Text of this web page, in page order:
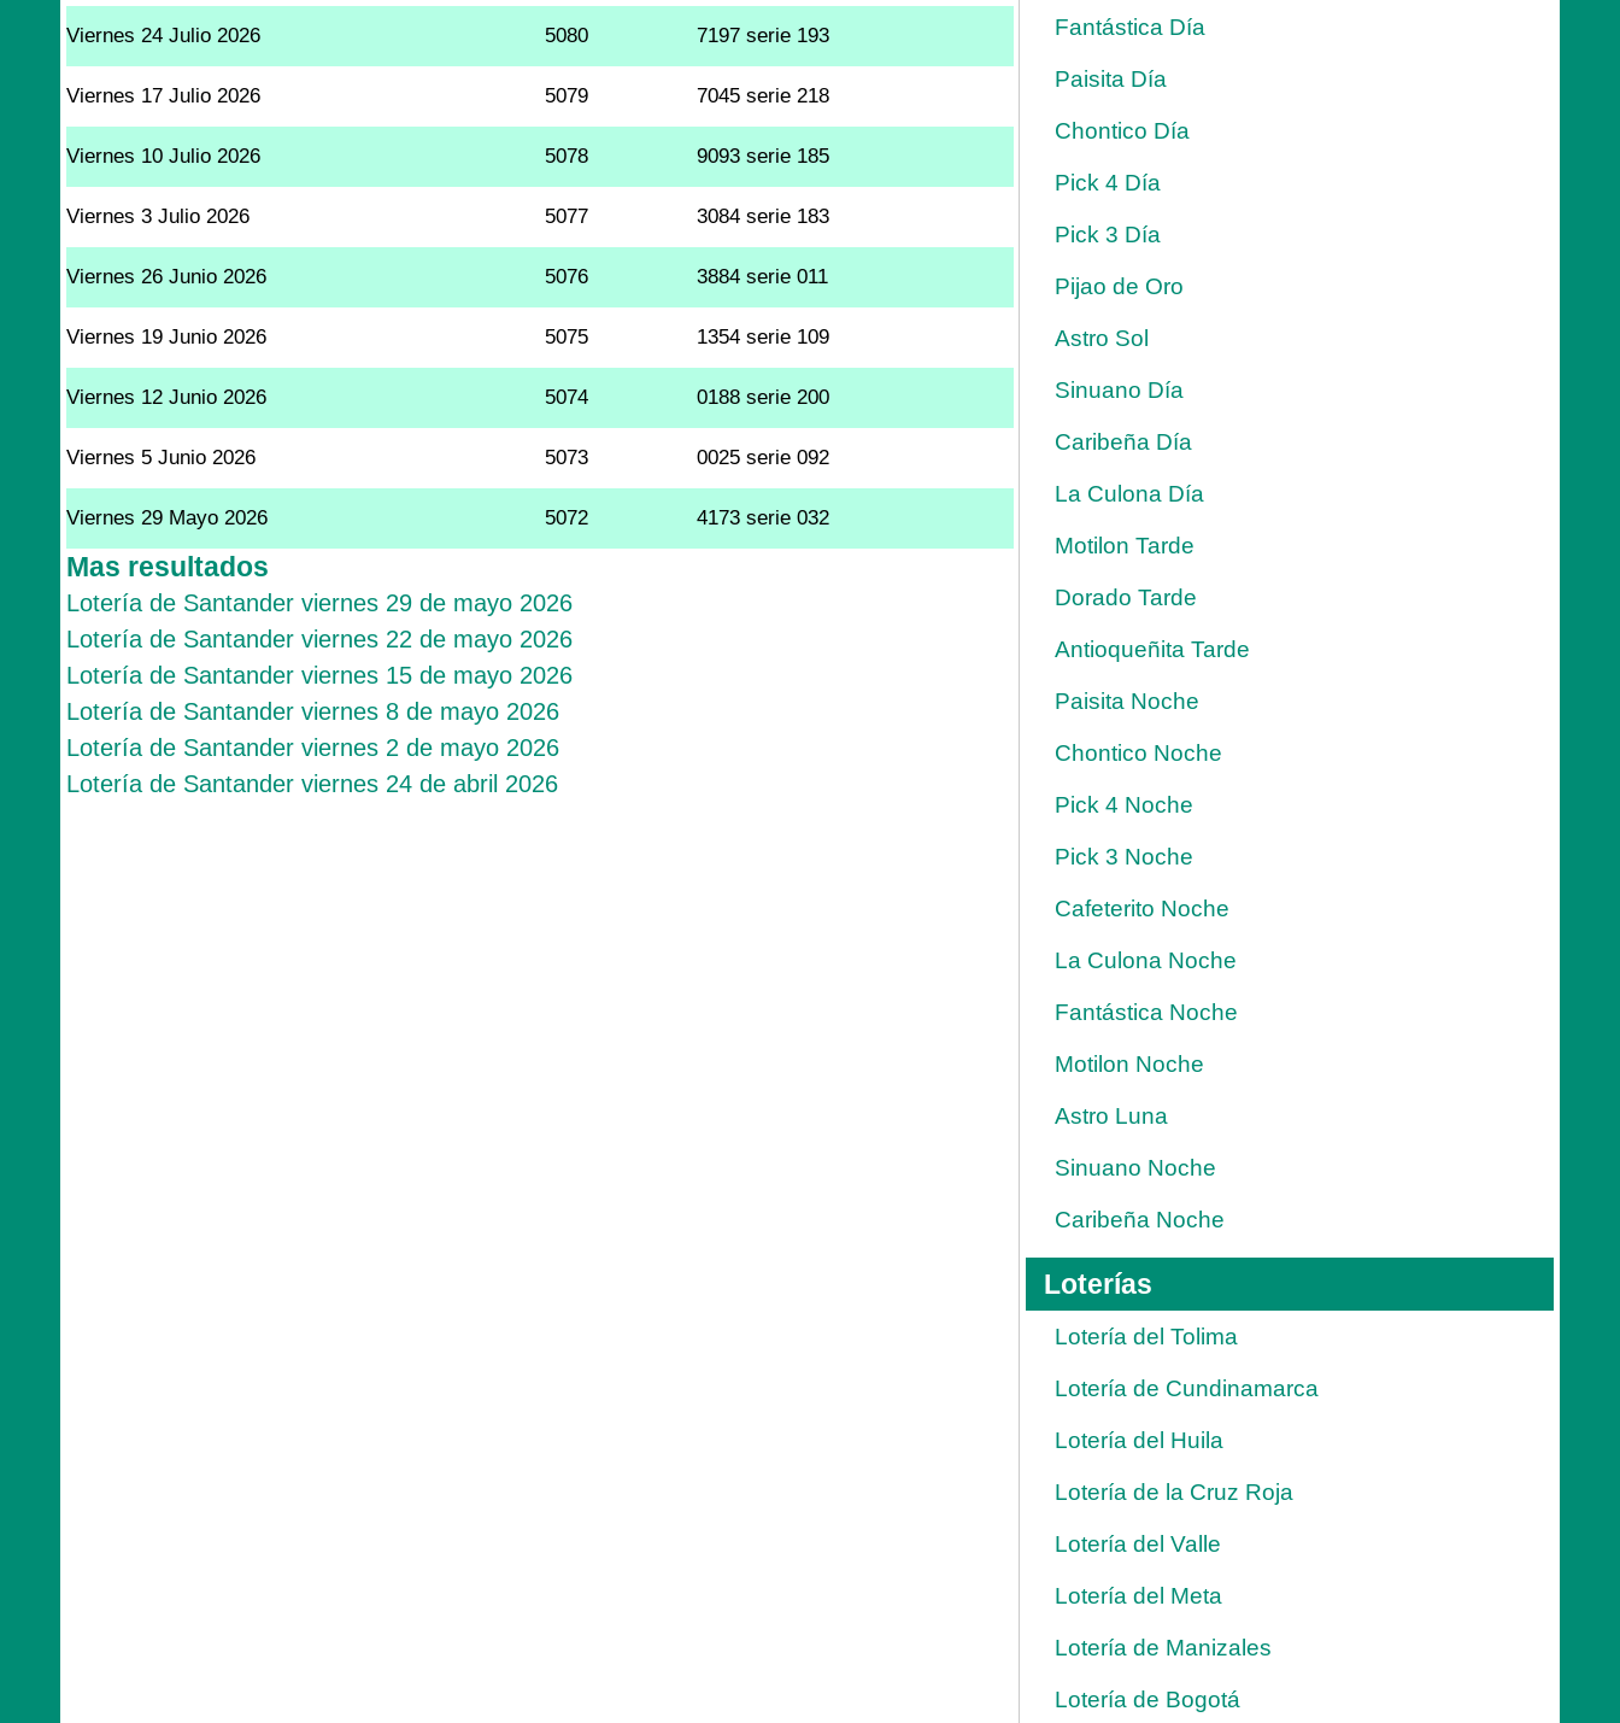
Viernes 24 Julio 2026 5080 7197 serie 193
Viernes 17 Julio 2026 5079 7045 serie 218
Viernes 10 Julio 2026 5078 9093 serie 185
Viernes 3 Julio 2026 5077 3084 serie 183
Viernes 26 Junio 2026 5076 3884 serie 011
Viernes 19 Junio 2026 5075 1354 serie 109
Viernes 12 Junio 2026 5074 0188 serie 200
Viernes 5 Junio 2026 5073 0025 serie 092
Viernes 29 Mayo 2026 5072 4173 serie 032
Mas resultados
Lotería de Santander viernes 29 de mayo 2026
Lotería de Santander viernes 22 de mayo 2026
Lotería de Santander viernes 15 de mayo 2026
Lotería de Santander viernes 8 de mayo 2026
Lotería de Santander viernes 2 de mayo 2026
Lotería de Santander viernes 24 de abril 2026
Fantástica Día
Paisita Día
Chontico Día
Pick 4 Día
Pick 3 Día
Pijao de Oro
Astro Sol
Sinuano Día
Caribeña Día
La Culona Día
Motilon Tarde
Dorado Tarde
Antioqueñita Tarde
Paisita Noche
Chontico Noche
Pick 4 Noche
Pick 3 Noche
Cafeterito Noche
La Culona Noche
Fantástica Noche
Motilon Noche
Astro Luna
Sinuano Noche
Caribeña Noche
Loterías
Lotería del Tolima
Lotería de Cundinamarca
Lotería del Huila
Lotería de la Cruz Roja
Lotería del Valle
Lotería del Meta
Lotería de Manizales
Lotería de Bogotá